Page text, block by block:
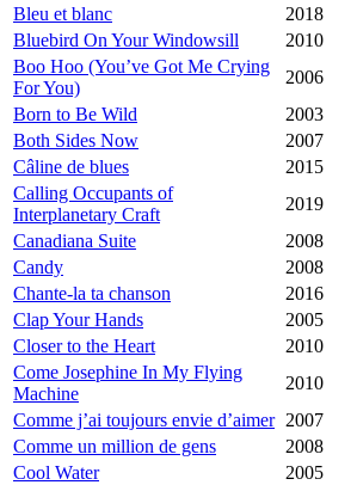
Bleu et blanc
2018
Bluebird On Your Windowsill
2010
Boo Hoo (You’ve Got Me Crying
For You)
2006
Born to Be Wild
2003
Both Sides Now
2007
Câline de blues
2015
Calling Occupants of
Interplanetary Craft
2019
Canadiana Suite
2008
Candy
2008
Chante-la ta chanson
2016
Clap Your Hands
2005
Closer to the Heart
2010
Come Josephine In My Flying
Machine
2010
Comme j’ai toujours envie d’aimer 2007
Comme un million de gens
2008
Cool Water
2005